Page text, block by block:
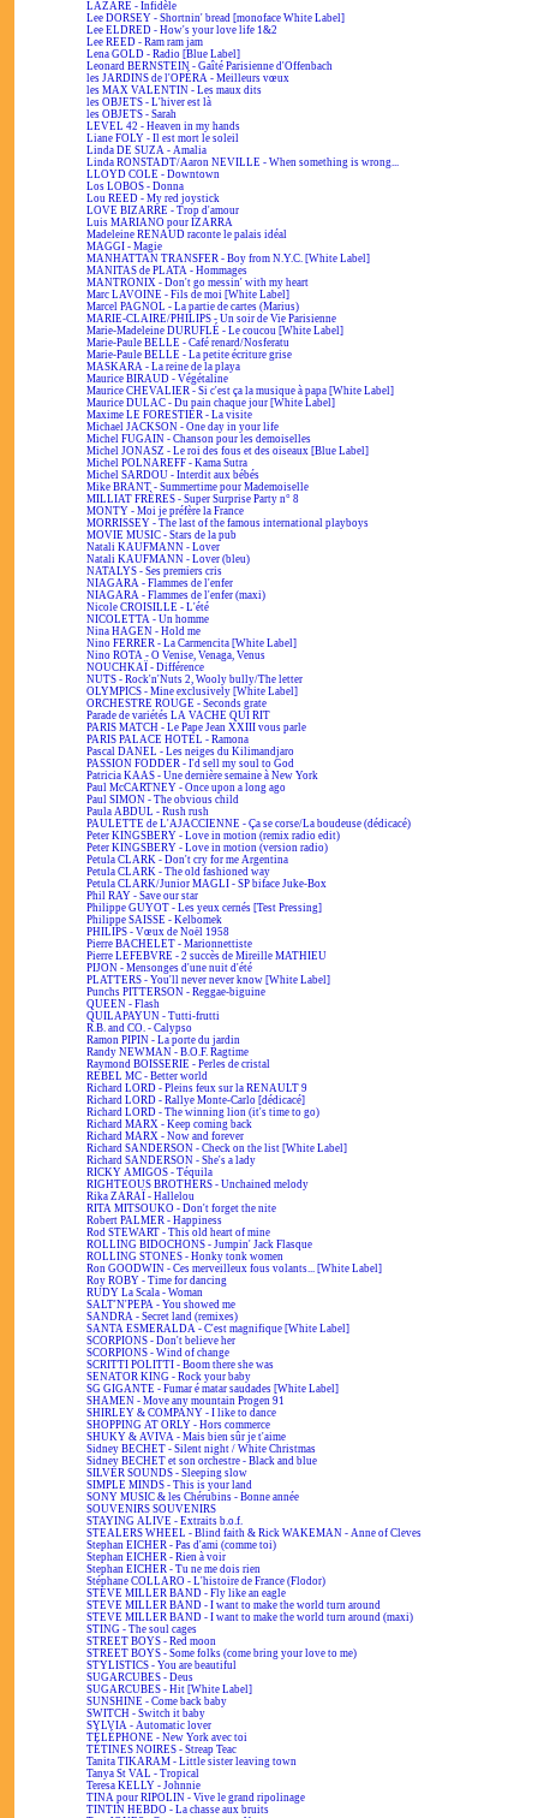
LAZARE - Infidèle
Lee DORSEY - Shortnin' bread [monoface White Label]
Lee ELDRED - How's your love life 1&2
Lee REED - Ram ram jam
Lena GOLD - Radio [Blue Label]
Leonard BERNSTEIN - Gaîté Parisienne d'Offenbach
les JARDINS de l'OPÉRA - Meilleurs vœux
les MAX VALENTIN - Les maux dits
les OBJETS - L'hiver est là
les OBJETS - Sarah
LEVEL 42 - Heaven in my hands
Liane FOLY - Il est mort le soleil
Linda DE SUZA - Amalia
Linda RONSTADT/Aaron NEVILLE - When something is wrong...
LLOYD COLE - Downtown
Los LOBOS - Donna
Lou REED - My red joystick
LOVE BIZARRE - Trop d'amour
Luis MARIANO pour IZARRA
Madeleine RENAUD raconte le palais idéal
MAGGI - Magie
MANHATTAN TRANSFER - Boy from N.Y.C. [White Label]
MANITAS de PLATA - Hommages
MANTRONIX - Don't go messin' with my heart
Marc LAVOINE - Fils de moi [White Label]
Marcel PAGNOL - La partie de cartes (Marius)
MARIE-CLAIRE/PHILIPS - Un soir de Vie Parisienne
Marie-Madeleine DURUFLÉ - Le coucou [White Label]
Marie-Paule BELLE - Café renard/Nosferatu
Marie-Paule BELLE - La petite écriture grise
MASKARA - La reine de la playa
Maurice BIRAUD - Végétaline
Maurice CHEVALIER - Si c'est ça la musique à papa [White Label]
Maurice DULAC - Du pain chaque jour [White Label]
Maxime LE FORESTIER - La visite
Michael JACKSON - One day in your life
Michel FUGAIN - Chanson pour les demoiselles
Michel JONASZ - Le roi des fous et des oiseaux [Blue Label]
Michel POLNAREFF - Kama Sutra
Michel SARDOU - Interdit aux bébés
Mike BRANT - Summertime pour Mademoiselle
MILLIAT FRÈRES - Super Surprise Party n° 8
MONTY - Moi je préfère la France
MORRISSEY - The last of the famous international playboys
MOVIE MUSIC - Stars de la pub
Natali KAUFMANN - Lover
Natali KAUFMANN - Lover (bleu)
NATALYS - Ses premiers cris
NIAGARA - Flammes de l'enfer
NIAGARA - Flammes de l'enfer (maxi)
Nicole CROISILLE - L'été
NICOLETTA - Un homme
Nina HAGEN - Hold me
Nino FERRER - La Carmencita [White Label]
Nino ROTA - O Venise, Venaga, Venus
NOUCHKAÏ - Différence
NUTS - Rock'n'Nuts 2, Wooly bully/The letter
OLYMPICS - Mine exclusively [White Label]
ORCHESTRE ROUGE - Seconds grate
Parade de variétés LA VACHE QUI RIT
PARIS MATCH - Le Pape Jean XXIII vous parle
PARIS PALACE HOTEL - Ramona
Pascal DANEL - Les neiges du Kilimandjaro
PASSION FODDER - I'd sell my soul to God
Patricia KAAS - Une dernière semaine à New York
Paul McCARTNEY - Once upon a long ago
Paul SIMON - The obvious child
Paula ABDUL - Rush rush
PAULETTE de L'AJACCIENNE - Ça se corse/La boudeuse (dédicacé)
Peter KINGSBERY - Love in motion (remix radio edit)
Peter KINGSBERY - Love in motion (version radio)
Petula CLARK - Don't cry for me Argentina
Petula CLARK - The old fashioned way
Petula CLARK/Junior MAGLI - SP biface Juke-Box
Phil RAY - Save our star
Philippe GUYOT - Les yeux cernés [Test Pressing]
Philippe SAISSE - Kelbomek
PHILIPS - Vœux de Noël 1958
Pierre BACHELET - Marionnettiste
Pierre LEFEBVRE - 2 succès de Mireille MATHIEU
PIJON - Mensonges d'une nuit d'été
PLATTERS - You'll never never know [White Label]
Punchs PITTERSON - Reggae-biguine
QUEEN - Flash
QUILAPAYUN - Tutti-frutti
R.B. and CO. - Calypso
Ramon PIPIN - La porte du jardin
Randy NEWMAN - B.O.F. Ragtime
Raymond BOISSERIE - Perles de cristal
REBEL MC - Better world
Richard LORD - Pleins feux sur la RENAULT 9
Richard LORD - Rallye Monte-Carlo [dédicacé]
Richard LORD - The winning lion (it's time to go)
Richard MARX - Keep coming back
Richard MARX - Now and forever
Richard SANDERSON - Check on the list [White Label]
Richard SANDERSON - She's a lady
RICKY AMIGOS - Téquila
RIGHTEOUS BROTHERS - Unchained melody
Rika ZARAÏ - Hallelou
RITA MITSOUKO - Don't forget the nite
Robert PALMER - Happiness
Rod STEWART - This old heart of mine
ROLLING BIDOCHONS - Jumpin' Jack Flasque
ROLLING STONES - Honky tonk women
Ron GOODWIN - Ces merveilleux fous volants... [White Label]
Roy ROBY - Time for dancing
RUDY La Scala - Woman
SALT'N'PEPA - You showed me
SANDRA - Secret land (remixes)
SANTA ESMERALDA - C'est magnifique [White Label]
SCORPIONS - Don't believe her
SCORPIONS - Wind of change
SCRITTI POLITTI - Boom there she was
SENATOR KING - Rock your baby
SG GIGANTE - Fumar é matar saudades [White Label]
SHAMEN - Move any mountain Progen 91
SHIRLEY & COMPANY - I like to dance
SHOPPING AT ORLY - Hors commerce
SHUKY & AVIVA - Mais bien sûr je t'aime
Sidney BECHET - Silent night / White Christmas
Sidney BECHET et son orchestre - Black and blue
SILVER SOUNDS - Sleeping slow
SIMPLE MINDS - This is your land
SONY MUSIC & les Chérubins - Bonne année
SOUVENIRS SOUVENIRS
STAYING ALIVE - Extraits b.o.f.
STEALERS WHEEL - Blind faith & Rick WAKEMAN - Anne of Cleves
Stephan EICHER - Pas d'ami (comme toi)
Stephan EICHER - Rien à voir
Stephan EICHER - Tu ne me dois rien
Stéphane COLLARO - L'histoire de France (Flodor)
STEVE MILLER BAND - Fly like an eagle
STEVE MILLER BAND - I want to make the world turn around
STEVE MILLER BAND - I want to make the world turn around (maxi)
STING - The soul cages
STREET BOYS - Red moon
STREET BOYS - Some folks (come bring your love to me)
STYLISTICS - You are beautiful
SUGARCUBES - Deus
SUGARCUBES - Hit [White Label]
SUNSHINE - Come back baby
SWITCH - Switch it baby
SYLVIA - Automatic lover
TÉLÉPHONE - New York avec toi
TÉTINES NOIRES - Streap Teac
Tanita TIKARAM - Little sister leaving town
Tanya St VAL - Tropical
Teresa KELLY - Johnnie
TINA pour RIPOLIN - Vive le grand ripolinage
TINTIN HEBDO - La chasse aux bruits